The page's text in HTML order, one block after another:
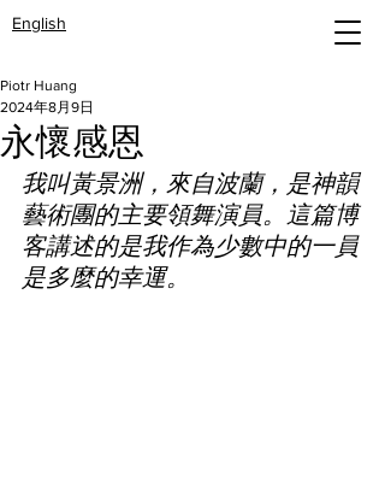
English
永懷感恩
Piotr Huang
2024年8月9日
我叫黃景洲，來自波蘭，是神韻
藝術團的主要領舞演員。這篇博
客講述的是我作為少數中的一員
是多麼的幸運。